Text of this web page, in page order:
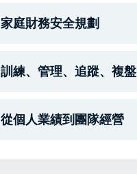
家庭財務安全規劃
訓練、管理、追蹤、複盤
從個人業績到團隊經營